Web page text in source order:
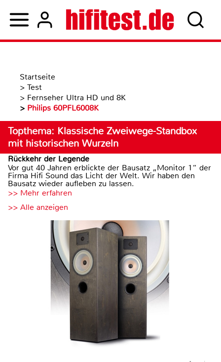
Startseite
> Test
> Fernseher Ultra HD und 8K
> Philips 60PFL6008K
Topthema: Klassische Zweiwege-Standbox
mit historischen Wurzeln
Rückkehr der Legende
Vor gut 40 Jahren erblickte der Bausatz „Monitor 1“ der
Firma Hifi Sound das Licht der Welt. Wir haben den
Bausatz wieder aufleben zu lassen.
>> Mehr erfahren
>> Alle anzeigen